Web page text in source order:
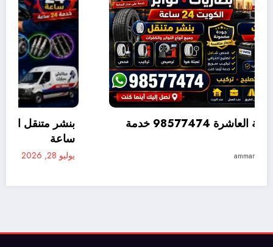
ammar ammar
بنشر متنقل القصور 98577474 خدمة متنقلة 24